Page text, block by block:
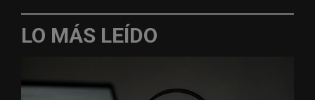
LO MÁS LEÍDO